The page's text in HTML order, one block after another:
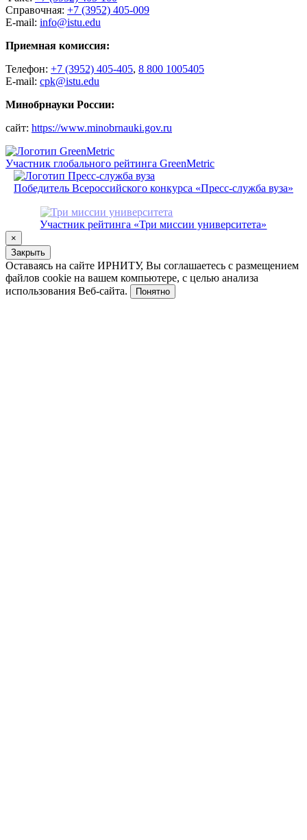
Справочная: +7 (3952) 405-009
E-mail: info@istu.edu
Приемная комиссия:
Телефон: +7 (3952) 405-405, 8 800 1005405
E-mail: cpk@istu.edu
Минобрнауки России:
сайт: https://www.minobrnauki.gov.ru
Участник глобального рейтинга GreenMetric
Победитель Всероссийского конкурса «Пресс-служба вуза»
Участник рейтинга «Три миссии университета»
×
Закрыть
Оставаясь на сайте ИРНИТУ, Вы соглашаетесь с размещением
файлов cookie на вашем компьютере, с целью анализа
использования Веб-сайта.
Понятно